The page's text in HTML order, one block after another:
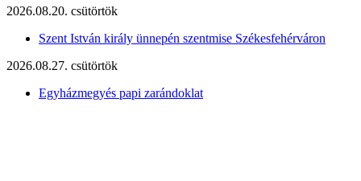
2026.08.20. csütörtök
Szent István király ünnepén szentmise Székesfehérváron
2026.08.27. csütörtök
Egyházmegyés papi zarándoklat